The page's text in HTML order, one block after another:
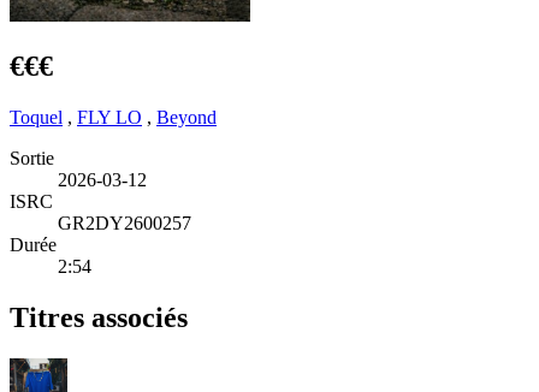
€€€
Toquel , FLY LO , Beyond
Sortie
2026-03-12
ISRC
GR2DY2600257
Durée
2:54
Titres associés